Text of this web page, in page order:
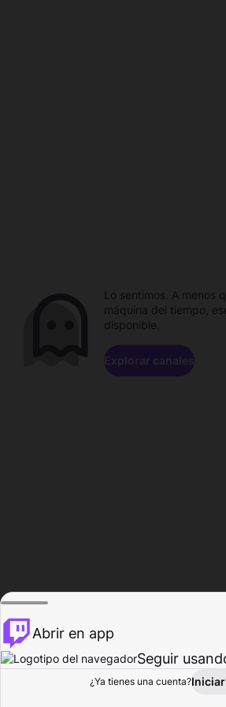
Explorar
Lo sentimos. A menos
máquina del tiempo,
disponible.
Explorar canales
Abrir en app
Seguir
¿Ya tienes una cuenta?